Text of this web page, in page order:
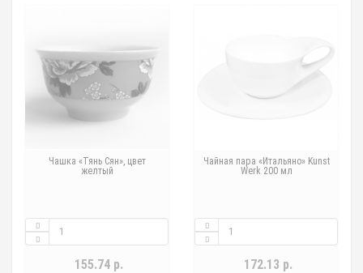
Чашка «Тянь Сян», цвет
желтый
155.74 р.
Чайная пара «Итальяно» Kunst
Werk 200 мл
172.13 р.